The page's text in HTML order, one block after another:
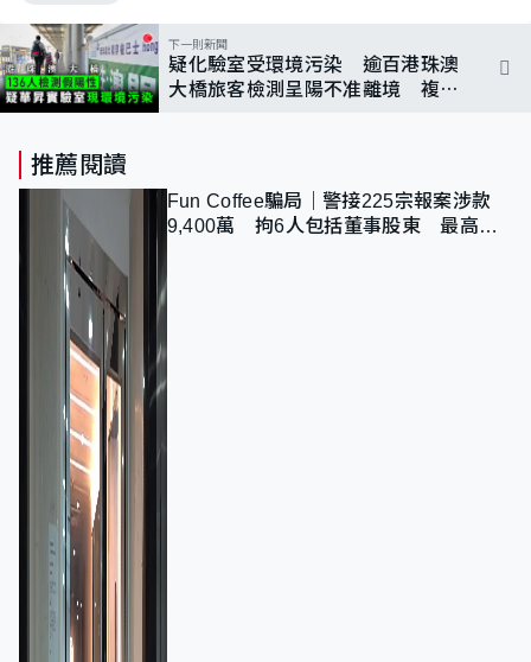
下一則新聞
疑化驗室受環境污染 逾百港珠澳
大橋旅客檢測呈陽不准離境 複檢
推薦閱讀
Fun Coffee騙局｜警接225宗報案涉款
9,400萬 拘6人包括董事股東 最高金